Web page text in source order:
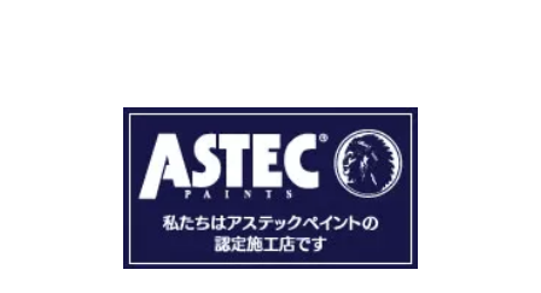
瓦の劣化がだいぶ進んでいて所々でヒビや1箇所
穴が空いているのもわりました。
本当は屋根全部を変えたいところでしたが、こ
の先10数年で住み替え予定なので瓦の差し替え
をお願いしました。